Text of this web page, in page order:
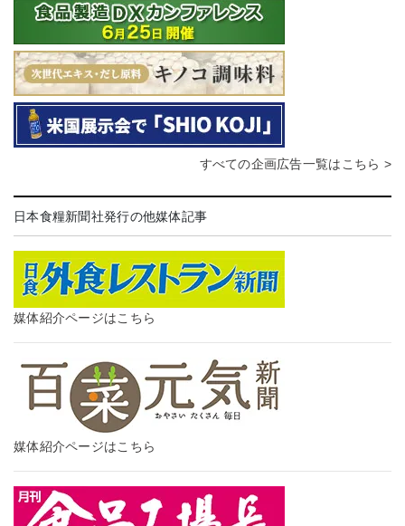
すべての企画広告一覧はこちら >
日本食糧新聞社発行の他媒体記事
媒体紹介ページはこちら
媒体紹介ページはこちら